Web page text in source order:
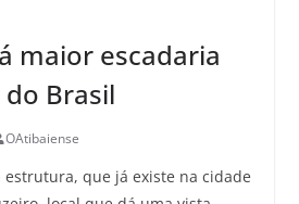
maior escadaria
Brasil
OAtibaiense
estrutura, que já existe na cidade